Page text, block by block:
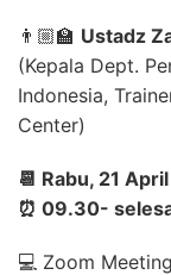
👨🏼‍🏫 Ustadz
(Kepala Dept.
Indonesia,
Center)
📆 Rabu, 21
⏰ 09.30-
💻 Zoom Meeting